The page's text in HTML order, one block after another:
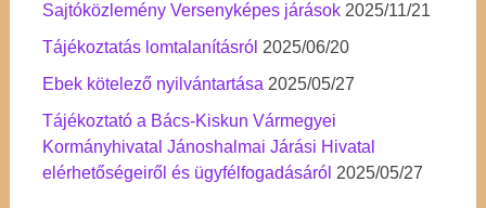
Sajtóközlemény Versenyképes járások 2025/11/21
Tájékoztatás lomtalanításról 2025/06/20
Ebek kötelező nyilvántartása 2025/05/27
Tájékoztató a Bács-Kiskun Vármegyei
Kormányhivatal Jánoshalmai Járási Hivatal
elérhetőségeiről és ügyfélfogadásáról 2025/05/27